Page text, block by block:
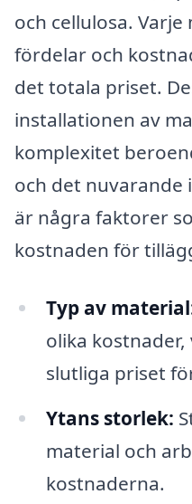
och cellulosa.
fördelar och
det totala priset.
installationen av
komplexitet
och det nuvarande
är några faktorer
kostnaden för
Typ av
olika
slutliga priset
Ytans storlek:
material och
kostnaderna.